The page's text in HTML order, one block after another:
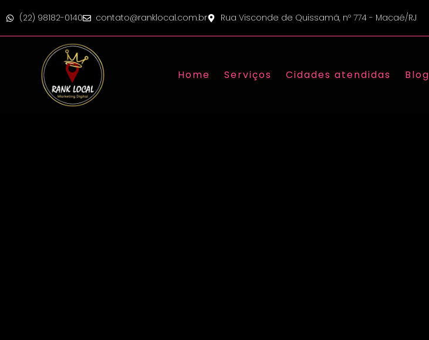
(22) 98182-0140 contato@ranklocal.com.br Rua Visconde de Quissamã, nº 774 - Macaé/RJ
Home Serviços Cidades atendidas Blog